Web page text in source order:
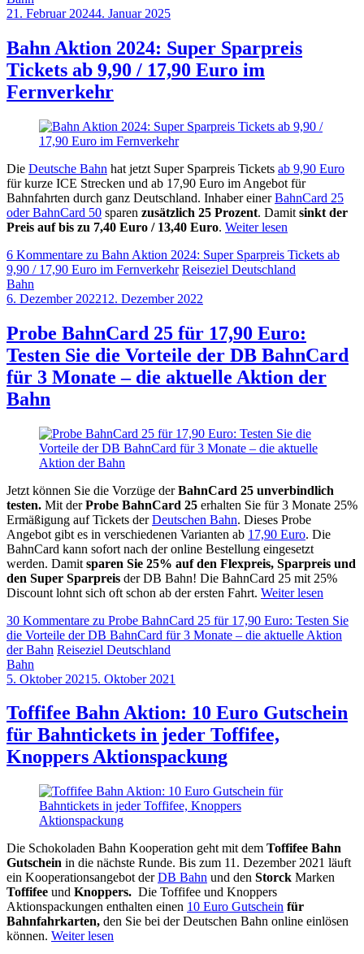
21. Februar 20244. Januar 2025
Allan
Bahn Aktion 2024: Super Sparpreis
Tickets ab 9,90 / 17,90 Euro im
Fernverkehr
Die Deutsche Bahn hat jetzt Super Sparpreis Tickets ab 9,90 Euro
für kurze ICE Strecken und ab 17,90 Euro im Angebot für
Bahnfahrten durch ganz Deutschland. Inhaber einerBahnCard 25
oder BahnCard 50 sparen zusätzlich 25 Prozent. Damit sinkt der
Preis auf bis zu 7,40 Euro / 13,40 Euro. Weiter lesen
6 Kommentare zu Bahn Aktion 2024: Super Sparpreis Tickets ab
9,90 / 17,90 Euro im Fernverkehr Reiseziel Deutschland
Bahn
6. Dezember 202212. Dezember 2022
Allan
Probe BahnCard 25 für 17,90 Euro:
Testen Sie die Vorteile der DB BahnCard
für 3 Monate – die aktuelle Aktion der
Bahn
Jetzt können Sie die Vorzüge derBahnCard 25 unverbindlich
testen. Mit derProbe BahnCard 25 erhalten Sie für 3 Monate 25%
Ermäßigung auf Tickets derDeutschen Bahn. Dieses Probe
Angebot gibt es in verschiedenen Varianten ab 17,90 Euro. Die
BahnCard kann sofort nach der online Bestellung eingesetzt
werden. Damit sparen Sie 25% auf den Flexpreis, Sparpreis und
den Super Sparpreis der DB Bahn! Die BahnCard 25 mit 25%
Discount lohnt sich oft schon ab der ersten Fahrt. Weiter lesen
30 Kommentare zu Probe BahnCard 25 für 17,90 Euro: Testen Sie
die Vorteile der DB BahnCard für 3 Monate – die aktuelle Aktion
der Bahn Reiseziel Deutschland
Bahn
5. Oktober 2021 5. Oktober 2021
Allan
Toffifee Bahn Aktion: 10 Euro Gutschein
für Bahntickets in jeder Toffifee,
Knoppers Aktionspackung
Die Schokoladen Bahn Kooperation geht mit dem Toffifee Bahn
Gutschein in die nächste Runde. Bis zum 11. Dezember 2021 läuft
ein Kooperationsangebot derDB Bahn und den Storck Marken
Toffifee und Knoppers. Die Toffifee und Knoppers
Aktionspackungen enthalten einen 10 Euro Gutschein für
Bahnfahrkarten, den Sie bei der Deutschen Bahn online einlösen
können. Weiter lesen